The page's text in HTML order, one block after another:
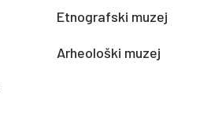
Etnografski muzej
Arheološki muzej